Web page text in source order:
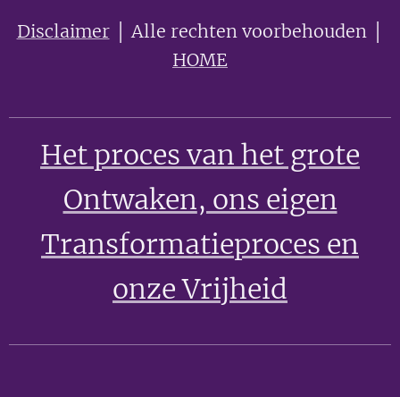
Disclaimer│ Alle rechten voorbehouden │
HOME
Het proces van het grote
Ontwaken, ons eigen
Transformatieproces en
onze Vrijheid